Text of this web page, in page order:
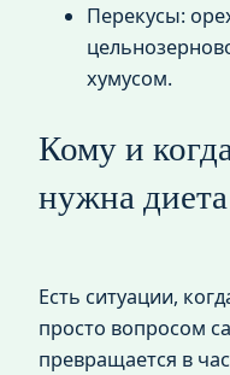
Перекусы:
хумусом.
Кому и
нужна диета
Есть ситуации,
просто вопросом
превращается в